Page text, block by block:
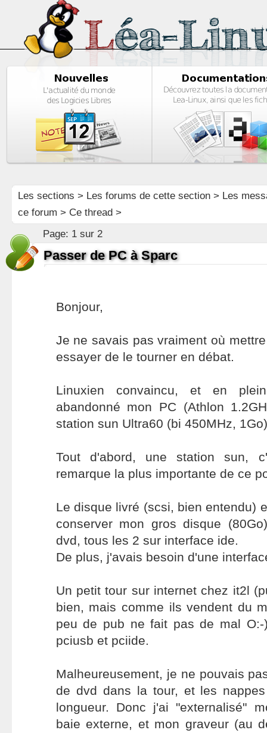
Les sections > Les forums de cette section> Les
ce forum > Ce thread >
Page: 1 sur 2
Passer de PC à Sparc
Bonjour,
Je ne savais pas vraiment où
essayer de le tourner en débat.
Linuxien convaincu, et en
abandonné mon PC (Athlon
station sun Ultra60 (bi 450MHz,
Tout d'abord, une station sun,
remarque la plus importante de ce
Le disque livré (scsi, bien entendu)
conserver mon gros disque
dvd, tous les 2 sur interface ide.
De plus, j'avais besoin d'une
Un petit tour sur internet chez it2l
bien, mais comme ils vendent du
peu de pub ne fait pas de mal
pciusb et pciide.
Malheureusement, je ne pouvais
de dvd dans la tour, et les
longueur. Donc j'ai "externalisé"
baie externe, et mon graveur (au